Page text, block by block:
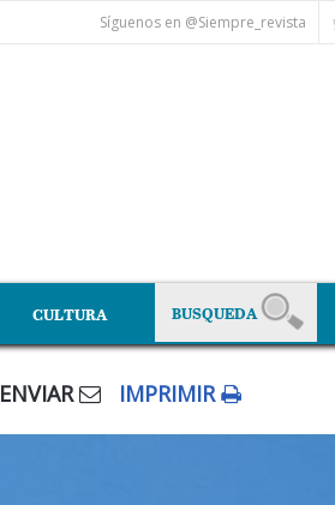
Síguenos en @Siempre_revista
CULTURA
ENVIAR IMPRIMIR